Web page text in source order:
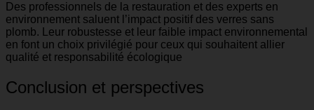
Des professionnels de la restauration et des experts en
environnement saluent l’impact positif des verres sans
plomb. Leur robustesse et leur faible impact environnemental
en font un choix privilégié pour ceux qui souhaitent allier
qualité et responsabilité écologique
Conclusion et perspectives